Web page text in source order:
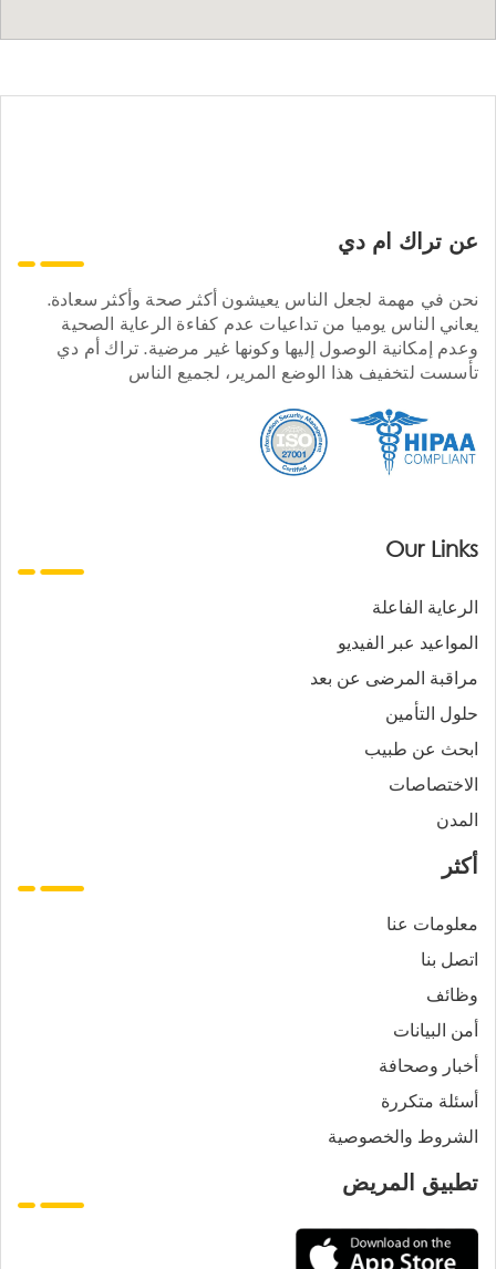
عن تراك ام دي
نحن في مهمة لجعل الناس يعيشون أكثر صحة وأكثر سعادة.
يعاني الناس يوميا من تداعيات عدم كفاءة الرعاية الصحية
وعدم إمكانية الوصول إليها وكونها غير مرضية. تراك أم دي
تأسست لتخفيف هذا الوضع المرير، لجميع الناس
Our Links
الرعاية الفاعلة
المواعيد عبر الفيديو
مراقبة المرضى عن بعد
حلول التأمين
ابحث عن طبيب
الاختصاصات
المدن
أكثر
معلومات عنا
اتصل بنا
وظائف
أمن البيانات
أخبار وصحافة
أسئلة متكررة
الشروط والخصوصية
تطبيق المريض